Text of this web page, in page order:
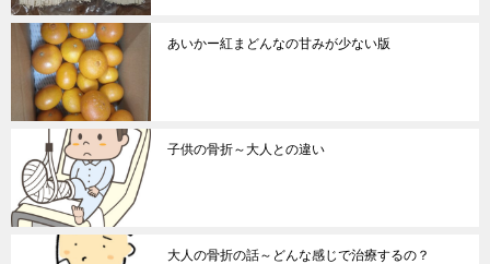
あいかー紅まどんなの甘みが少ない版
子供の骨折～大人との違い
大人の骨折の話～どんな感じで治療するの？